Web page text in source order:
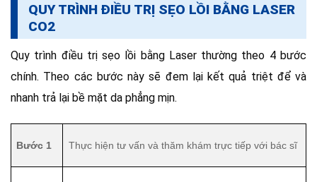
QUY TRÌNH ĐIỀU TRỊ SẸO LỒI BẰNG LASER
CO2
Quy trình điều trị sẹo lồi bằng Laser thường theo 4 bước
chính. Theo các bước này sẽ đem lại kết quả triệt để và
nhanh trả lại bề mặt da phẳng mịn.
Bước 1 Thực hiện tư vấn và thăm khám trực tiếp với bác sĩ